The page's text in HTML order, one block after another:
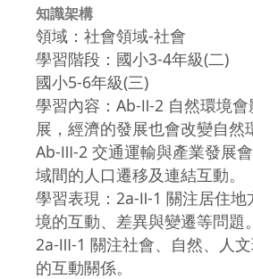
知識架構
領域：社會領域-社會
學習階段：國小3-4年級(二)
國小5-6年級(三)
學習內容：Ab-Ⅱ-2 自然環境
展，經濟的發展也會改變自然
Ab-Ⅲ-2 交通運輸與產業發展
域間的人口遷移及連結互動。
學習表現：2a-Ⅱ-1 關注居住地
境的互動、差異與變遷等問題。
2a-Ⅲ-1 關注社會、自然、人
的互動關係。